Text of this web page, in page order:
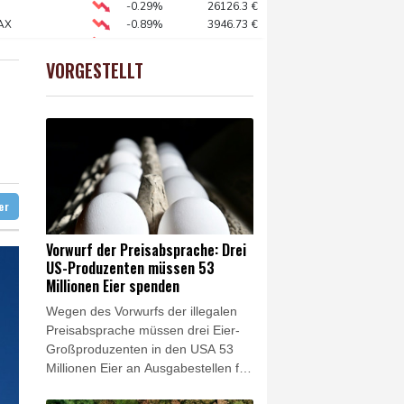
dann doch gestorben
Zverev scheitert in Montréal
-0.29% 26126.3 €
-0.89% 3946.73 €
-0.41%
0.88%
VORGESTELLT
Vorwurf der Preisabsprache: Drei
US-Produzenten müssen 53
Millionen Eier spenden
Wegen des Vorwurfs der illegalen
Preisabsprache müssen drei Eier-
Großproduzenten in den USA 53
Millionen Eier an Ausgabestellen für